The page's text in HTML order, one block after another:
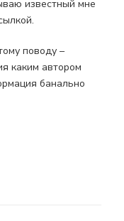
известный мне
поводу –
каким автором
банально